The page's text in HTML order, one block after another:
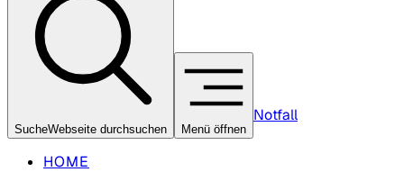
SucheWebseite durchsuchen Menü öffnen
Notfall
HOME